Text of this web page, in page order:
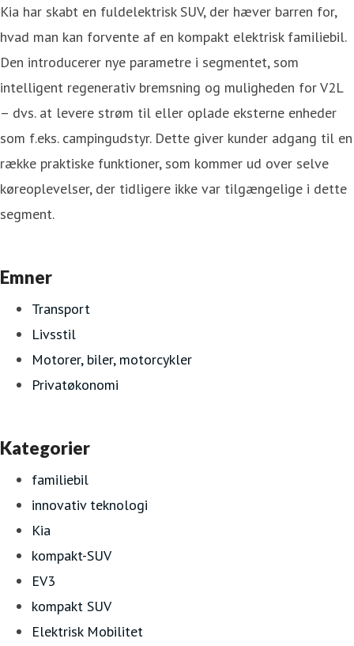
Kia har skabt en fuldelektrisk SUV, der hæver barren for,
hvad man kan forvente af en kompakt elektrisk familiebil.
Den introducerer nye parametre i segmentet, som
intelligent regenerativ bremsning og muligheden for V2L
– dvs. at levere strøm til eller oplade eksterne enheder
som f.eks. campingudstyr. Dette giver kunder adgang til en
række praktiske funktioner, som kommer ud over selve
køreoplevelser, der tidligere ikke var tilgængelige i dette
segment.
Emner
Transport
Livsstil
Motorer, biler, motorcykler
Privatøkonomi
Kategorier
familiebil
innovativ teknologi
Kia
kompakt-SUV
EV3
kompakt SUV
Elektrisk Mobilitet